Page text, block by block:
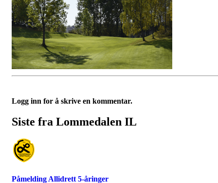
Logg inn for å skrive en kommentar.
Siste fra Lommedalen IL
Påmelding Allidrett 5-åringer